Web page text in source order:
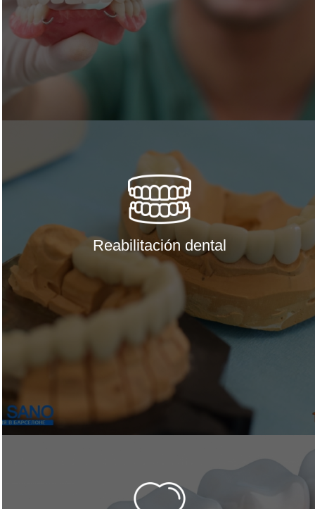
Reabilitación dental